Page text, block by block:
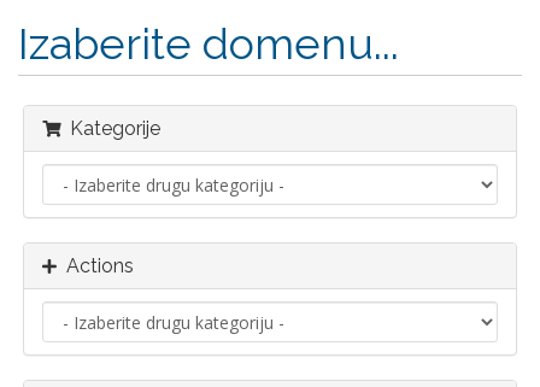
Izaberite domenu...
Kategorije
Actions